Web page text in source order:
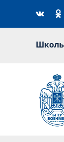
content